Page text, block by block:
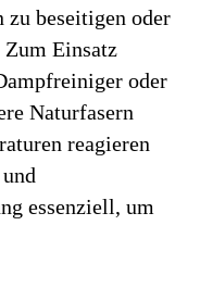
zu beseitigen oder
Einsatz
oder
Naturfasern
reagieren
essenziell, um